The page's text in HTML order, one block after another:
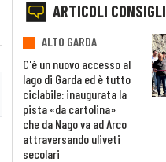
ARTICOLI
ALTO GARDA
C'è un nuovo accesso al
lago di Garda ed è tutto
ciclabile: inaugurata la
pista «da cartolina»
che da Nago va ad Arco
attraversando uliveti
secolari